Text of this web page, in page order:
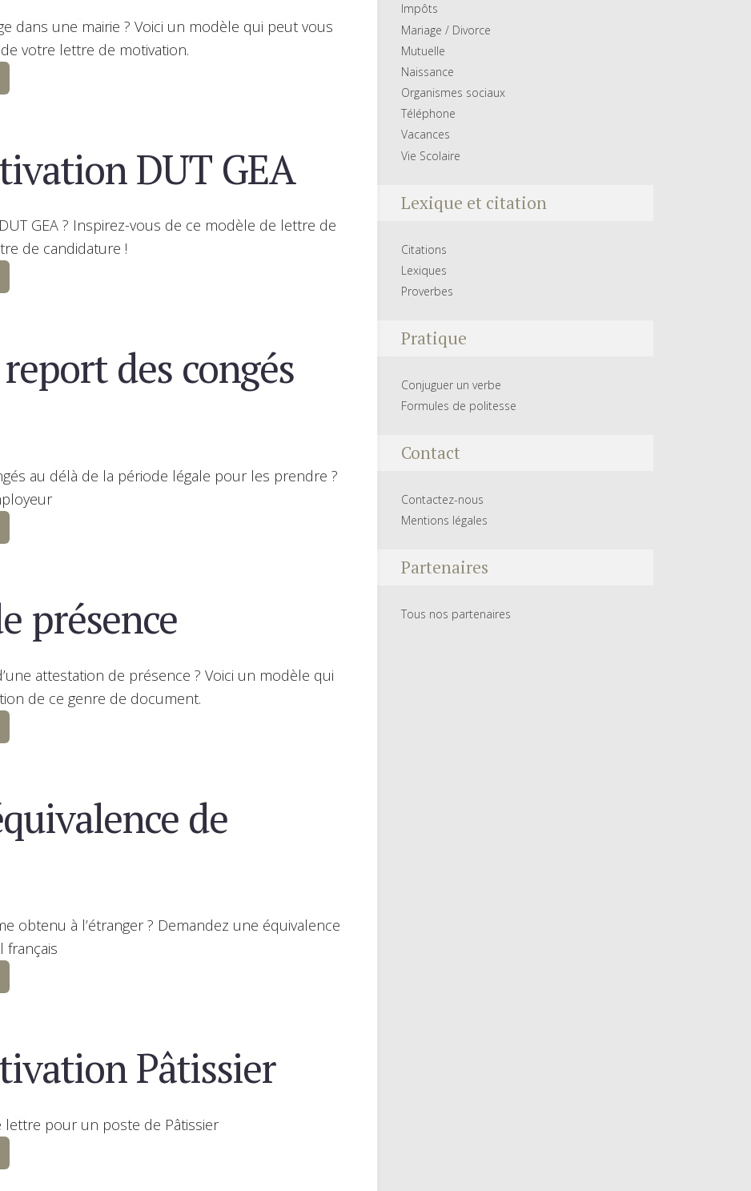
dans une mairie ? Voici un modèle qui peut vous
votre lettre de motivation.
DUT GEA
GEA ? Inspirez-vous de ce modèle de lettre de
de candidature !
des congés
au délà de la période légale pour les prendre ?
présence
attestation de présence ? Voici un modèle qui
de ce genre de document.
de
obtenu à l’étranger ? Demandez une équivalence
français
Pâtissier
pour un poste de Pâtissier
Impôts
Mariage / Divorce
Mutuelle
Naissance
Organismes sociaux
Téléphone
Vacances
Vie Scolaire
Lexique et citation
Citations
Lexiques
Proverbes
Pratique
Conjuguer un verbe
Formules de politesse
Contact
Contactez-nous
Mentions légales
Partenaires
Tous nos partenaires